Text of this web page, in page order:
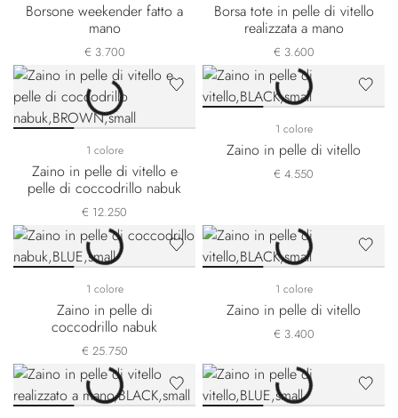
Borsone weekender fatto a
mano
€ 3.700
Borsa tote in pelle di vitello
realizzata a mano
€ 3.600
1 colore
Zaino in pelle di vitello e
pelle di coccodrillo nabuk
€ 12.250
1 colore
Zaino in pelle di vitello
€ 4.550
1 colore
Zaino in pelle di
coccodrillo nabuk
€ 25.750
1 colore
Zaino in pelle di vitello
€ 3.400